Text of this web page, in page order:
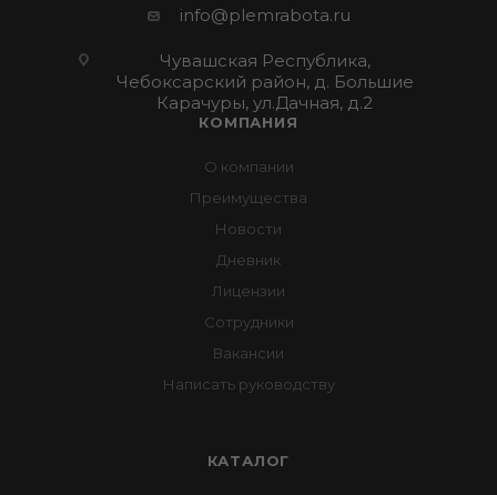
info@plemrabota.ru
Чувашская Республика,
Чебоксарский район, д. Большие
Карачуры, ул.Дачная, д.2
КОМПАНИЯ
О компании
Преимущества
Новости
Дневник
Лицензии
Сотрудники
Вакансии
Написать руководству
КАТАЛОГ